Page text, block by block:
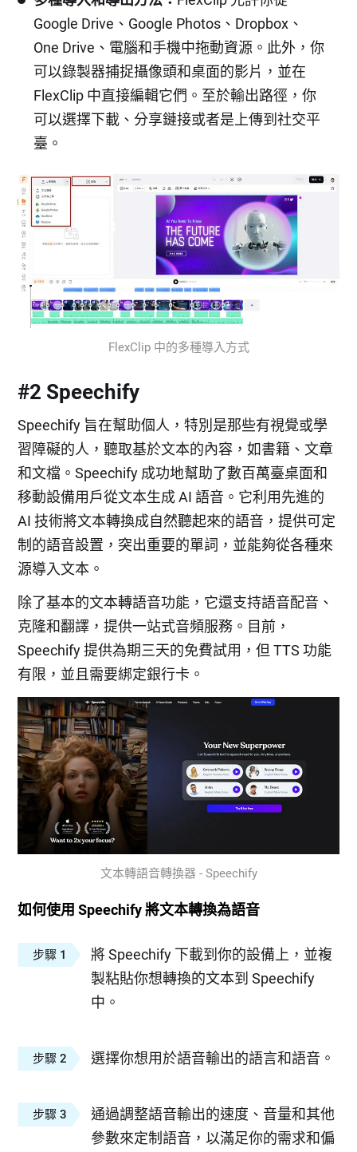
Google Drive、Google Photos、Dropbox、
One Drive、電腦和手機中拖動資源。此外，你
可以錄製器捕捉攝像頭和桌面的影片，並在
FlexClip 中直接編輯它們。至於輸出路徑，你
可以選擇下載、分享鏈接或者是上傳到社交平
臺。
FlexClip 中的多種導入方式
#2 Speechify
Speechify 旨在幫助個人，特別是那些有視覺或學
習障礙的人，聽取基於文本的內容，如書籍、文章
和文檔。Speechify 成功地幫助了數百萬臺桌面和
移動設備用戶從文本生成 AI 語音。它利用先進的
AI 技術將文本轉換成自然聽起來的語音，提供可定
制的語音設置，突出重要的單詞，並能夠從各種來
源導入文本。
除了基本的文本轉語音功能，它還支持語音配音、
克隆和翻譯，提供一站式音頻服務。目前，
Speechify 提供為期三天的免費試用，但 TTS 功能
有限，並且需要綁定銀行卡。
文本轉語音轉換器 - Speechify
如何使用 Speechify 將文本轉換為語音
步驟 1
將 Speechify 下載到你的設備上，並複
製粘貼你想轉換的文本到 Speechify
中。
步驟 2 選擇你想用於語音輸出的語言和語音。
步驟 3
通過調整語音輸出的速度、音量和其他
參數來定制語音，以滿足你的需求和偏